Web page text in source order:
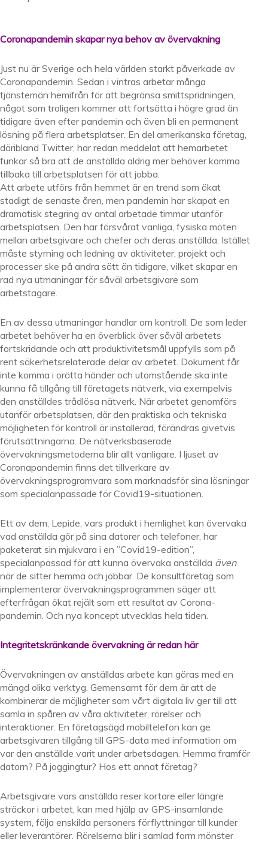
Coronapandemin skapar nya behov av övervakning
Just nu är Sverige och hela världen starkt påverkade av
Coronapandemin. Sedan i vintras arbetar många
tjänstemän hemifrån för att begränsa smittspridningen,
något som troligen kommer att fortsätta i högre grad än
tidigare även efter pandemin och även bli en permanent
lösning på flera arbetsplatser. En del amerikanska företag,
däribland Twitter, har redan meddelat att hemarbetet
funkar så bra att de anställda aldrig mer behöver komma
tillbaka till arbetsplatsen för att jobba.
Att arbete utförs från hemmet är en trend som ökat
stadigt de senaste åren, men pandemin har skapat en
dramatisk stegring av antal arbetade timmar utanför
arbetsplatsen. Den har försvårat vanliga, fysiska möten
mellan arbetsgivare och chefer och deras anställda. Istället
måste styrning och ledning av aktiviteter, projekt och
processer ske på andra sätt än tidigare, vilket skapar en
rad nya utmaningar för såväl arbetsgivare som
arbetstagare.
En av dessa utmaningar handlar om kontroll. De som leder
arbetet behöver ha en överblick över såväl arbetets
fortskridande och att produktivitetsmål uppfylls som på
rent säkerhetsrelaterade delar av arbetet. Dokument får
inte komma i orätta händer och utomstående ska inte
kunna få tillgång till företagets nätverk, via exempelvis
den anställdes trådlösa nätverk. När arbetet genomförs
utanför arbetsplatsen, där den praktiska och tekniska
möjligheten för kontroll är installerad, förändras givetvis
förutsättningarna. De nätverksbaserade
övervakningsmetoderna blir allt vanligare. I ljuset av
Coronapandemin finns det tillverkare av
övervakningsprogramvara som marknadsför sina lösningar
som specialanpassade för Covid19-situationen.
Ett av dem, Lepide, vars produkt i hemlighet kan övervaka
vad anställda gör på sina datorer och telefoner, har
paketerat sin mjukvara i en ”Covid19-edition”,
specialanpassad för att kunna övervaka anställda även
när de sitter hemma och jobbar. De konsultföretag som
implementerar övervakningsprogrammen säger att
efterfrågan ökat rejält som ett resultat av Corona-
pandemin. Och nya koncept utvecklas hela tiden.
Integritetskränkande övervakning är redan här
Övervakningen av anställdas arbete kan göras med en
mängd olika verktyg. Gemensamt för dem är att de
kombinerar de möjligheter som vårt digitala liv ger till att
samla in spåren av våra aktiviteter, rörelser och
interaktioner. En företagsägd mobiltelefon kan ge
arbetsgivaren tillgång till GPS-data med information om
var den anställde varit under arbetsdagen. Hemma framför
datorn? På joggingtur? Hos ett annat företag?
Arbetsgivare vars anställda reser kortare eller längre
sträckor i arbetet, kan med hjälp av GPS-insamlande
system, följa enskilda personers förflyttningar till kunder
eller leverantörer. Rörelserna blir i samlad form mönster